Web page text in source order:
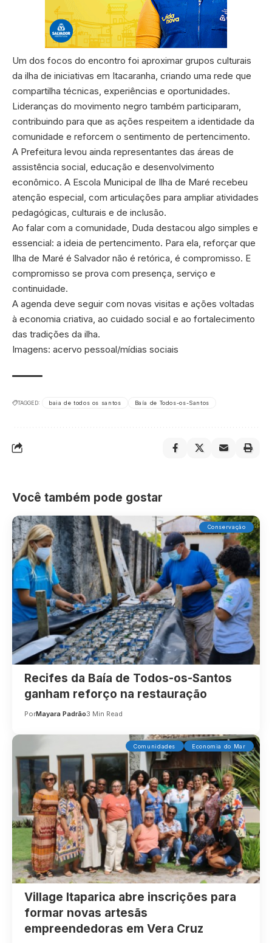
Um dos focos do encontro foi aproximar grupos culturais
da ilha de iniciativas em Itacaranha, criando uma rede que
compartilha técnicas, experiências e oportunidades.
Lideranças do movimento negro também participaram,
contribuindo para que as ações respeitem a identidade da
comunidade e reforcem o sentimento de pertencimento.
A Prefeitura levou ainda representantes das áreas de
assistência social, educação e desenvolvimento
econômico. A Escola Municipal de Ilha de Maré recebeu
atenção especial, com articulações para ampliar atividades
pedagógicas, culturais e de inclusão.
Ao falar com a comunidade, Duda destacou algo simples e
essencial: a ideia de pertencimento. Para ela, reforçar que
Ilha de Maré é Salvador não é retórica, é compromisso. E
compromisso se prova com presença, serviço e
continuidade.
A agenda deve seguir com novas visitas e ações voltadas
à economia criativa, ao cuidado social e ao fortalecimento
das tradições da ilha.
Imagens: acervo pessoal/mídias sociais
TAGGED: baia de todos os santos Baía de Todos-os-Santos
Você também pode gostar
Conservação
Recifes da Baía de Todos-os-Santos
ganham reforço na restauração
PorMayara Padrão3 Min Read
Comunidades Economia do Mar
Village Itaparica abre inscrições para
formar novas artesãs
empreendedoras em Vera Cruz